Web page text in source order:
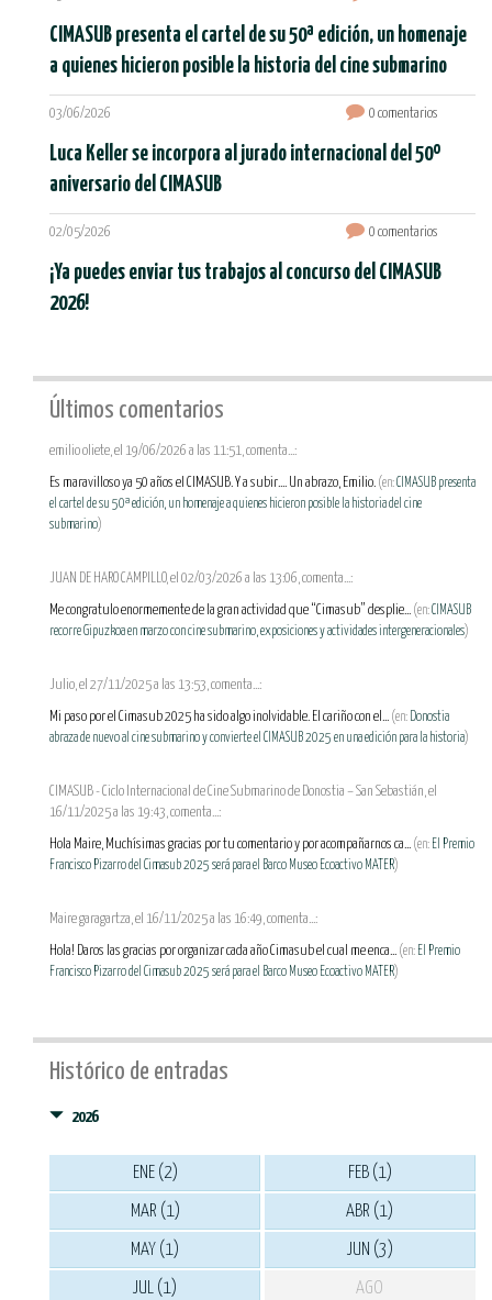
CIMASUB presenta el cartel de su 50ª edición, un homenaje
a quienes hicieron posible la historia del cine submarino
03/06/2026 0 comentarios
Luca Keller se incorpora al jurado internacional del 50º
aniversario del CIMASUB
02/05/2026 0 comentarios
¡Ya puedes enviar tus trabajos al concurso del CIMASUB
2026!
Últimos comentarios
emilio oliete, el 19/06/2026 a las 11:51, comenta...:
Es maravilloso ya 50 años el CIMASUB. Y a subir.... Un abrazo, Emilio. (en:CIMASUB presenta
el cartel de su 50ª edición, un homenaje a quienes hicieron posible la historia del cine
submarino)
JUAN DE HARO CAMPILLO, el 02/03/2026 a las 13:06, comenta...:
Me congratulo enormemente de la gran actividad que “Cimasub” desplie... (en:CIMASUB
recorre Gipuzkoa en marzo con cine submarino, exposiciones y actividades intergeneracionales)
Julio, el 27/11/2025 a las 13:53, comenta...:
Mi paso por el Cimasub 2025 ha sido algo inolvidable. El cariño con el... (en: Donostia
abraza de nuevo al cine submarino y convierte el CIMASUB 2025 en una edición para la historia)
CIMASUB - Ciclo Internacional de Cine Submarino de Donostia – San Sebastián, el
16/11/2025 a las 19:43, comenta...:
Hola Maire, Muchísimas gracias por tu comentario y por acompañarnos ca... (en: El Premio
Francisco Pizarro del Cimasub 2025 será para el Barco Museo Ecoactivo MATER)
Maire garagartza, el 16/11/2025 a las 16:49, comenta...:
Hola! Daros las gracias por organizar cada año Cimasub el cual me enca... (en: El Premio
Francisco Pizarro del Cimasub 2025 será para el Barco Museo Ecoactivo MATER)
Histórico de entradas
2026
ENE (2) FEB (1)
MAR (1) ABR (1)
MAY (1) JUN (3)
JUL (1) AGO